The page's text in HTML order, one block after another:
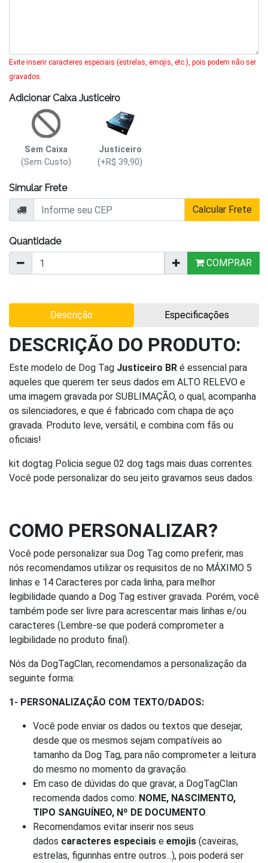
Evite inserir caracteres especiais (estrelas, emojis, etc.), pois podem não ser
gravados.
Adicionar Caixa Justiceiro
Sem Caixa
(Sem Custo)
Justiceiro
(+R$ 39,90)
Simular Frete
Calcular Frete
Quantidade
COMPRAR
Descrição Especificações
DESCRIÇÃO DO PRODUTO:
Este modelo de Dog Tag Justiceiro BR é essencial para
aqueles que querem ter seus dados em ALTO RELEVO e
uma imagem gravada por SUBLIMAÇÃO, o qual, acompanha
os silenciadores, e que é fabricado com chapa de aço
gravada. Produto leve, versátil, e combina com fãs ou
oficiais!
kit dogtag Policia segue 02 dog tags mais duas correntes.
Você pode personalizar do seu jeito gravamos seus dados.
COMO PERSONALIZAR?
Você pode personalizar sua Dog Tag como preferir, mas
nós recomendamos utilizar os requisitos de no MÁXIMO 5
linhas e 14 Caracteres por cada linha, para melhor
legibilidade quando a Dog Tag estiver gravada. Porém, você
também pode ser livre para acrescentar mais linhas e/ou
caracteres (Lembre-se que poderá comprometer a
legibilidade no produto final).
Nós da DogTagClan, recomendamos a personalização da
seguinte forma:
1- PERSONALIZAÇÃO COM TEXTO/DADOS:
Você pode enviar os dados ou textos que desejar,
desde que os mesmos sejam compatíveis ao
tamanho da Dog Tag, para não comprometer a leitura
do mesmo no momento da gravação.
Em caso de dúvidas do que gravar, a DogTagClan
recomenda dados como: NOME, NASCIMENTO,
TIPO SANGUÍNEO, Nº DE DOCUMENTO.
Recomendamos evitar inserir nos seus
dados caracteres especiais e emojis (caveiras,
estrelas, figurinhas entre outros...), pois poderá ser